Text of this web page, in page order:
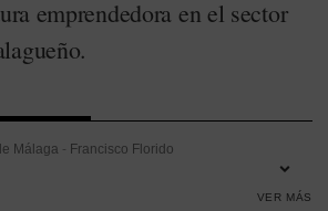
emprendedora en el sector
Málaga - Francisco Florido
VER MÁS